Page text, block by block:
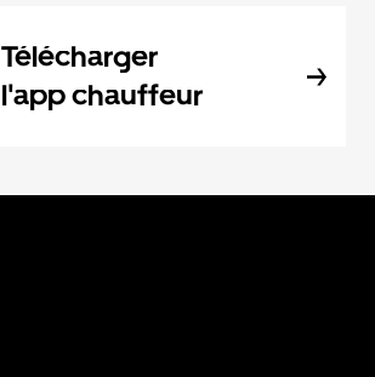
Télécharger
l'app chauffeur